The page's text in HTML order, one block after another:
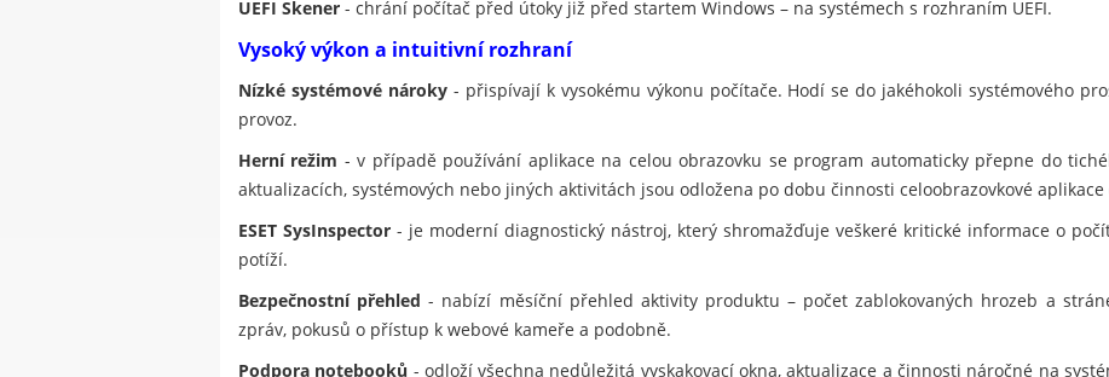
UEFI Skener - chrání počítač před útoky již před startem Windows – na systémech s rozhraním UEFI.
Vysoký výkon a intuitivní rozhraní
Nízké systémové nároky- přispívají k vysokému výkonu počítače. Hodí se do jakéhokoli systémového
provoz.
Herní režim - v případě používání aplikace na celou obrazovku se program automaticky přepne do
aktualizacích, systémových nebo jiných aktivitách jsou odložena po dobu činnosti celoobrazovkové
ESET SysInspector - je moderní diagnostický nástroj, který shromažďuje veškeré kritické informace o
potíží.
Bezpečnostní přehled - nabízí měsíční přehled aktivity produktu – počet zablokovaných hrozeb a
zpráv, pokusů o přístup k webové kameře a podobně.
Podpora notebooků - odloží všechna nedůležitá vyskakovací okna, aktualizace a činnosti náročné na